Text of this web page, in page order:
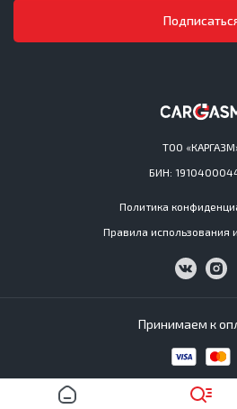
ТОО
БИН:
Политика
Правила использования
Cargasm © All Rights
Принимаем к